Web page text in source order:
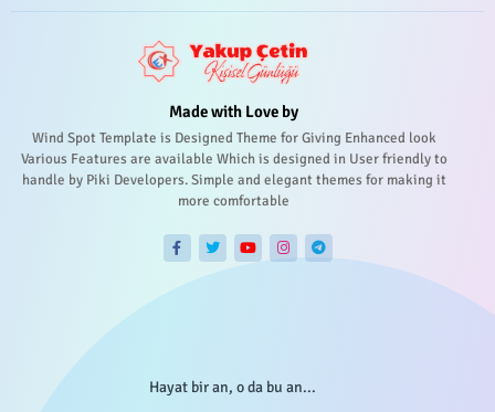
Made with Love by
Wind Spot Template is Designed Theme for Giving Enhanced look
Various Features are available Which is designed in User friendly to
handle by Piki Developers. Simple and elegant themes for making it
more comfortable
Hayat bir an, o da bu an...